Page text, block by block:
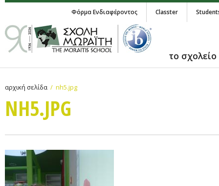
Φόρμα Ενδιαφέροντος Classter
το σχολείο
αρχική σελίδα nh5.jpg
NH5.JPG